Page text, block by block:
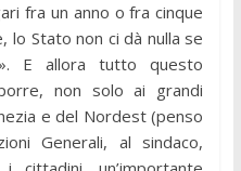
fra un anno o fra cinque
lo Stato non ci dà nulla se
E allora tutto questo
non solo ai grandi
e del Nordest (penso
Generali, al sindaco,